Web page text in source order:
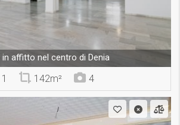
affitto nel centro di Denia
1 142m² 4